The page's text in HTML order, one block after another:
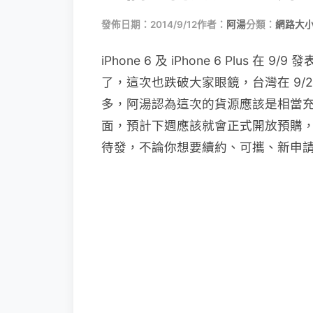
發佈日期：2014/9/12作者： 阿湯分類： 網路大
iPhone 6 及 iPhone 6 Plus 在 9/9 發
了，這次也跌破大家眼鏡，台灣在 9/
多，阿湯認為這次的貨源應該是相當
面，預計下週應該就會正式開放預購
待發，不論你想要續約、可攜、新申